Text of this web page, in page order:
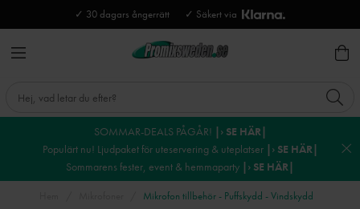
✓ 30 dagars ångerrätt ✓ Säkert via
SOMMAR-DEALS PÅGÅR! |› SE HÄR|
Populärt nu! Ljudpaket för uteservering & uteplatser |› SE HÄR|
Sommarens fester, event & hemmaparty |› SE HÄR|
Mikrofon tillbehör - Puffskydd - Vindskydd